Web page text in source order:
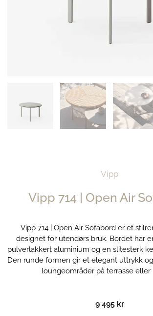
Vipp
Vipp 714 | Open Air
Vipp 714 | Open Air Sofabord er et
designet for utendørs bruk. Bordet har
pulverlakkert aluminium og en slitesterk
Den runde formen gir et elegant uttrykk
loungeområder på terrasse eller
9 495 kr